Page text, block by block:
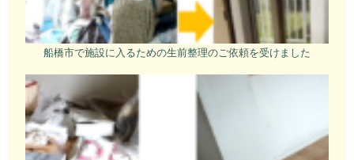
船橋市で施設に入るための生前整理のご依頼を受けました